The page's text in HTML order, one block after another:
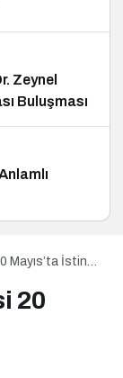
Zeynel
Buluşması
Mayıs’ta İstinye
20